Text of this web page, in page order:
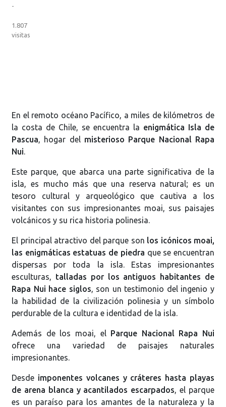
-
1.807
visitas
En el remoto océano Pacífico, a miles de kilómetros de
la costa de Chile, se encuentra la enigmática Isla de
Pascua, hogar del misterioso Parque Nacional Rapa
Nui.
Este parque, que abarca una parte significativa de la
isla, es mucho más que una reserva natural; es un
tesoro cultural y arqueológico que cautiva a los
visitantes con sus impresionantes moai, sus paisajes
volcánicos y su rica historia polinesia.
El principal atractivo del parque son los icónicos moai,
las enigmáticas estatuas de piedra que se encuentran
dispersas por toda la isla. Estas impresionantes
esculturas, talladas por los antiguos habitantes de
Rapa Nui hace siglos, son un testimonio del ingenio y
la habilidad de la civilización polinesia y un símbolo
perdurable de la cultura e identidad de la isla.
Además de los moai, el Parque Nacional Rapa Nui
ofrece una variedad de paisajes naturales
impresionantes.
Desde imponentes volcanes y cráteres hasta playas
de arena blanca y acantilados escarpados, el parque
es un paraíso para los amantes de la naturaleza y la